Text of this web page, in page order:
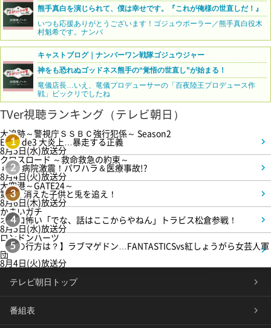
熊手真白を演じられて、僕は幸せです。『これが俺様の世直しだ！』
いつも応援ありがとうございます！ゴジュウポーラー／熊手真白役木
村魁希です。ナンバ
キャストブログ｜ナンバーワン戦隊ゴジュウジャー
神をも恐れぬゴッドネス熊手の“覚悟の世直し”が始まる！
竜儀店長…いえ、竜儀プロデューサーの「百夜陸王プロデュース作
戦」ビックリでしたね
TVer視聴ランキング（テレビ朝日）
1
大追跡～警視庁ＳＳＢＣ強行犯係～ Season2
Episode3 大炎上…暴走する正義
8月5日(水)放送分
2
クロスロード ～救命救急の約束～
＃5 病院激震！パワハラ＆医療事故!?
8月4日(火)放送分
3
大空港～GATE24～
第3話 消えた子供と兎を追え！
8月6日(木)放送分
4
かまいガチ
オモロ怖い「でな、話はここからやねん」トラビス松倉参戦！
8月5日(水)放送分
5
ロンドンハーツ
【恋の行方は？】ラブマゲドン…FANTASTICSvs紅しょうがら女芸人軍
団
8月4日(火)放送分
テレビ朝日トップ
番組表